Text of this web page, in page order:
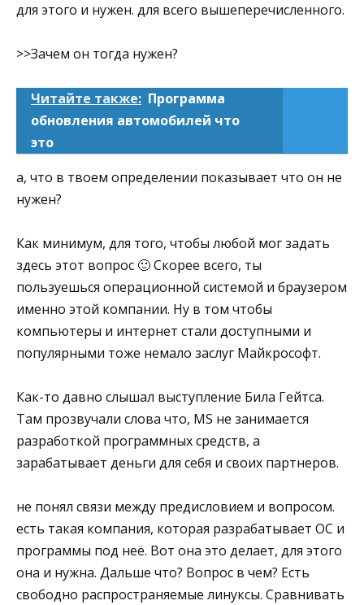
для этого и нужен. для всего вышеперечисленного.
>>Зачем он тогда нужен?
Читайте также: Программа
обновления автомобилей что
это
а, что в твоем определении показывает что он не
нужен?
Как минимум, для того, чтобы любой мог задать
здесь этот вопрос 🙂 Скорее всего, ты
пользуешься операционной системой и браузером
именно этой компании. Ну в том чтобы
компьютеры и интернет стали доступными и
популярными тоже немало заслуг Майкрософт.
Как-то давно слышал выступление Била Гейтса.
Там прозвучали слова что, MS не занимается
разработкой программных средств, а
зарабатывает деньги для себя и своих партнеров.
не понял связи между предисловием и вопросом.
есть такая компания, которая разрабатывает ОС и
программы под неё. Вот она это делает, для этого
она и нужна. Дальше что? Вопрос в чем? Есть
свободно распространяемые линуксы. Сравнивать